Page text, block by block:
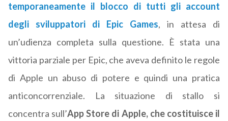
temporaneamente il blocco di tutti gli account
degli sviluppatori di Epic Games, in attesa di
un’udienza completa sulla questione. È stata una
vittoria parziale per Epic, che aveva definito le regole
di Apple un abuso di potere e quindi una pratica
anticoncorrenziale. La situazione di stallo si
concentra sull’App Store di Apple, che costituisce il